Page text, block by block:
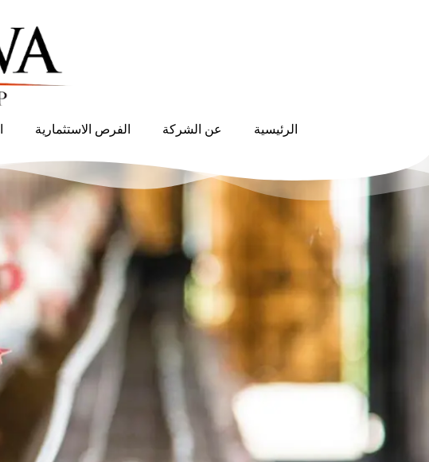
الرئيسية عن الشركة الفرص الاستثمارية